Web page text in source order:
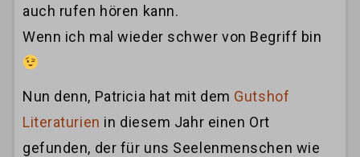
auch rufen hören kann.
Wenn ich mal wieder schwer von Begriff bin
Nun denn, Patricia hat mit dem Gutshof
Literaturien in diesem Jahr einen Ort
gefunden, der für uns Seelenmenschen wie